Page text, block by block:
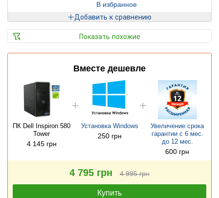
В избранное
Добавить к сравнению
Показать похожие
Вместе дешевле
ПК Dell Inspiron 580
Tower
4 145 грн
Установка Windows
250 грн
Увеличение срока
гарантии с 6 мес.
до 12 мес.
600 грн
4 795 грн 4 995 грн
Купить